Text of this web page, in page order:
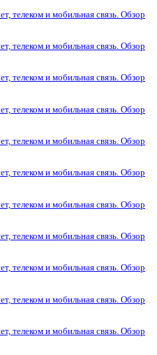
телеком и мобильная связь. Обзор
телеком и мобильная связь. Обзор
телеком и мобильная связь. Обзор
телеком и мобильная связь. Обзор
телеком и мобильная связь. Обзор
телеком и мобильная связь. Обзор
телеком и мобильная связь. Обзор
телеком и мобильная связь. Обзор
телеком и мобильная связь. Обзор
телеком и мобильная связь. Обзор
телеком и мобильная связь. Обзор